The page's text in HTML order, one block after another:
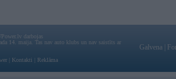
darbojas
14. maija. Tas nav auto klubs un nav saistīts ar
Kontakti Reklāma
Galvena